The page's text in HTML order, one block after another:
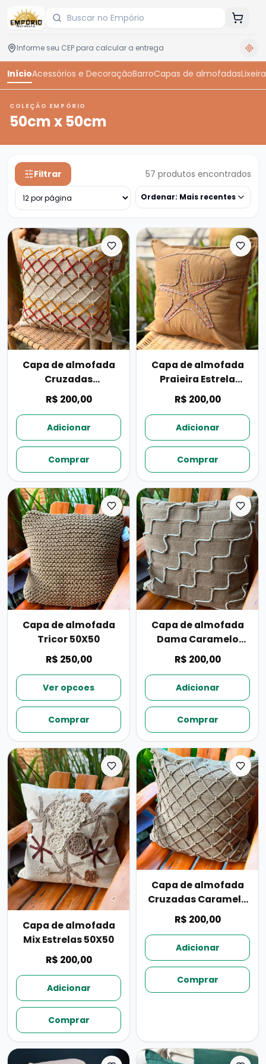
InícioAcessórios e DecoraçãoBarroCapas de almofadasLixeira
COLEÇÃO EMPÓRIO
50cm x 50cm
Filtrar 57 produtos encontrados
Ordenar: Mais recentes
Capa de almofada
Cruzadas
50cmx50cm
R$ 200,00
Adicionar
Comprar
Capa de almofada
Praieira Estrela
50cmx50cm
R$ 200,00
Adicionar
Comprar
Capa de almofada
Tricor 50X50
R$ 250,00
Ver opcoes
Comprar
Capa de almofada
Dama Caramelo
50X50
R$ 200,00
Adicionar
Comprar
Capa de almofada
Mix Estrelas 50X50
R$ 200,00
Adicionar
Comprar
Capa de almofada
Cruzadas Caramelo
50X50
R$ 200,00
Adicionar
Comprar